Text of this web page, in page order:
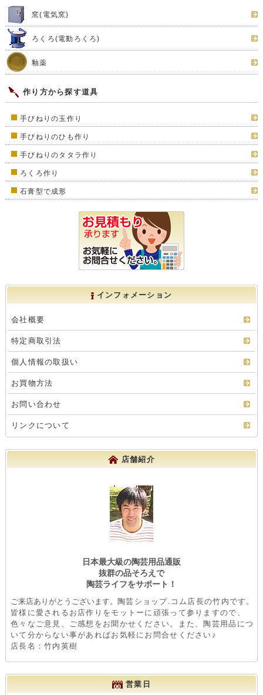
窯(電気窯)
ろくろ(電動ろくろ)
釉薬
作り方から探す道具
手びねりの玉作り
手びねりのひも作り
手びねりのタタラ作り
ろくろ作り
石膏型で成形
インフォメーション
会社概要
特定商取引法
個人情報の取扱い
お買物方法
お問い合わせ
リンクについて
店舗紹介
日本最大級の陶芸用品通販
抜群の品そろえで
陶芸ライフをサポート！
ご来店ありがとうございます。 陶芸ショップ.コム店長の竹内です。
皆様に愛されるお店作りをモットーに頑張って参りますので、
色々なご意見、ご感想をお聞かせください。また、陶芸用品につ
いて分からない事があればお気軽にお問合せください♪
店長名：竹内英樹
営業日